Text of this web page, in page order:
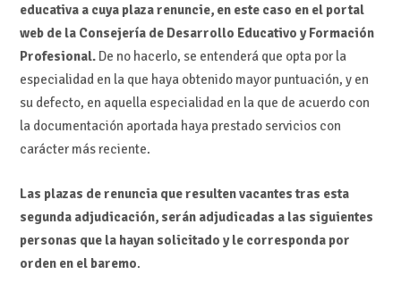
educativa a cuya plaza renuncie, en este caso en el portal
web de la Consejería de Desarrollo Educativo y Formación
Profesional.De no hacerlo, se entenderá que opta por la
especialidad en la que haya obtenido mayor puntuación, y en
su defecto, en aquella especialidad en la que de acuerdo con
la documentación aportada haya prestado servicios con
carácter más reciente.
Las plazas de renuncia que resulten vacantes tras esta
segunda adjudicación, serán adjudicadas a las siguientes
personas que la hayan solicitado y le corresponda por
orden en el baremo.